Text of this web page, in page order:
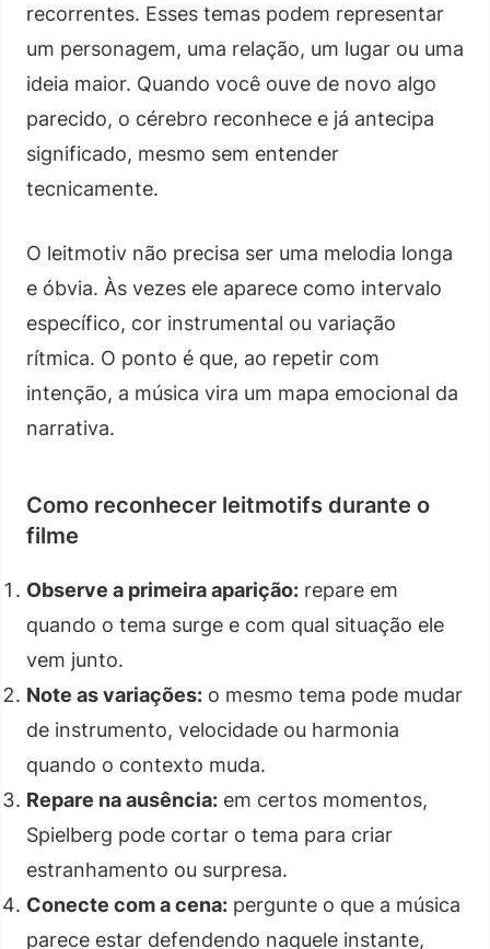
recorrentes. Esses temas podem representar
um personagem, uma relação, um lugar ou uma
ideia maior. Quando você ouve de novo algo
parecido, o cérebro reconhece e já antecipa
significado, mesmo sem entender
tecnicamente.
O leitmotiv não precisa ser uma melodia longa
e óbvia. Às vezes ele aparece como intervalo
específico, cor instrumental ou variação
rítmica. O ponto é que, ao repetir com
intenção, a música vira um mapa emocional da
narrativa.
Como reconhecer leitmotifs durante o
filme
Observe a primeira aparição: repare em
quando o tema surge e com qual situação ele
vem junto.
Note as variações: o mesmo tema pode mudar
de instrumento, velocidade ou harmonia
quando o contexto muda.
Repare na ausência: em certos momentos,
Spielberg pode cortar o tema para criar
estranhamento ou surpresa.
Conecte com a cena: pergunte o que a música
parece estar defendendo naquele instante,